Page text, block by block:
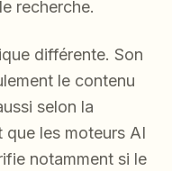
recherche.
différente. Son
le contenu
selon la
que les moteurs AI
notamment si le